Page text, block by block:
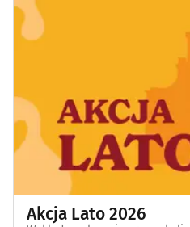
Akcja Lato 2026